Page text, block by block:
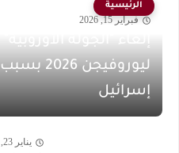
الرئيسية
فبراير 15, 2026
إلغاء "الجولة الأوروبية"
ليوروفيجن 2026 بسبب
إسرائيل
يناير 23, 2026